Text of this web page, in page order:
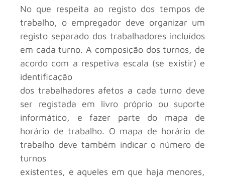
No que respeita ao registo dos tempos de
trabalho, o empregador deve organizar um
registo separado dos trabalhadores incluídos
em cada turno. A composição dos turnos, de
acordo com a respetiva escala (se existir) e
identificação
dos trabalhadores afetos a cada turno deve
ser registada em livro próprio ou suporte
informático, e fazer parte do mapa de
horário de trabalho. O mapa de horário de
trabalho deve também indicar o número de
turnos
existentes, e aqueles em que haja menores,